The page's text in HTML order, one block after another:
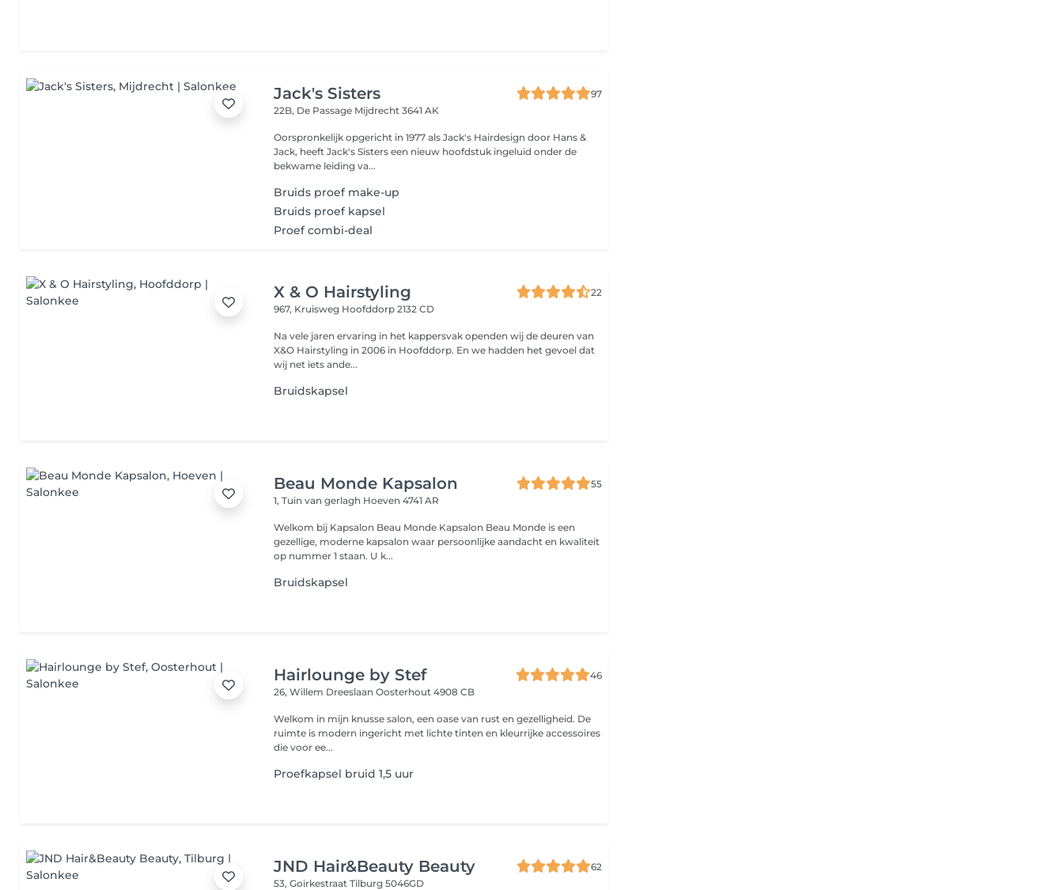
Jack's Sisters
97
22B, De Passage Mijdrecht 3641 AK
Oorspronkelijk opgericht in 1977 als Jack's Hairdesign door Hans &
Jack, heeft Jack's Sisters een nieuw hoofdstuk ingeluid onder de
bekwame leiding va...
Bruids proef make-up
Bruids proef kapsel
Proef combi-deal
X & O Hairstyling
22
967, Kruisweg Hoofddorp 2132 CD
Na vele jaren ervaring in het kappersvak openden wij de deuren van
X&O Hairstyling in 2006 in Hoofddorp. En we hadden het gevoel dat
wij net iets ande...
Bruidskapsel
Beau Monde Kapsalon
55
1, Tuin van gerlagh Hoeven 4741 AR
Welkom bij Kapsalon Beau Monde Kapsalon Beau Monde is een
gezellige, moderne kapsalon waar persoonlijke aandacht en kwaliteit
op nummer 1 staan. U k...
Bruidskapsel
Hairlounge by Stef
46
26, Willem DreeslaanOosterhout 4908 CB
Welkom in mijn knusse salon, een oase van rust en gezelligheid. De
ruimte is modern ingericht met lichte tinten en kleurrijke accessoires
die voor ee...
Proefkapsel bruid 1,5 uur
JND Hair&Beauty Beauty
62
53, GoirkestraatTilburg 5046GD